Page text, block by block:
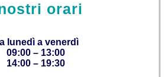
orari
lunedì a venerdì
09:00 – 13:00
14:00 – 19:30